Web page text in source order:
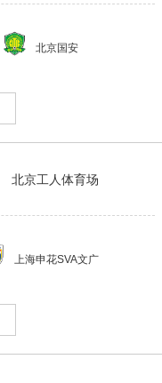
北京国安
北京工人体育场
上海申花SVA文广